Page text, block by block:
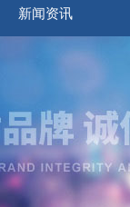
新闻资讯